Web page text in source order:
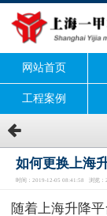
网站首页
工程案例
如何更换上海
时间：2019-12-05 08:41:58 浏览：
随着上海升降